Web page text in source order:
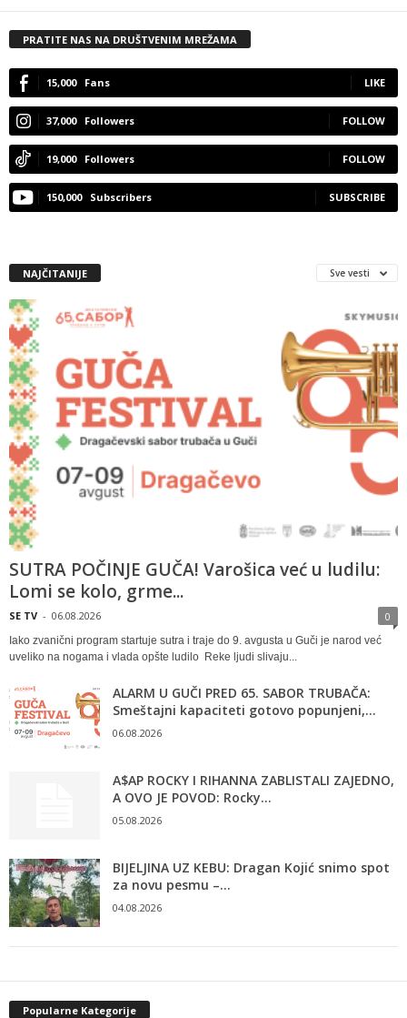
PRATITE NAS NA DRUŠTVENIM MREŽAMA
15,000 Fans LIKE
37,000 Followers FOLLOW
19,000 Followers FOLLOW
150,000 Subscribers SUBSCRIBE
NAJČITANIJE Sve vesti
SUTRA POČINJE GUČA! Varošica već u ludilu:
Lomi se kolo, grme...
SE TV - 06.08.2026 0
Iako zvanični program startuje sutra i traje do 9. avgusta u Guči je narod već
uveliko na nogama i vlada opšte ludilo Reke ljudi slivaju...
ALARM U GUČI PRED 65. SABOR TRUBAČA:
Smeštajni kapaciteti gotovo popunjeni,...
06.08.2026
A$AP ROCKY I RIHANNA ZABLISTALI ZAJEDNO,
A OVO JE POVOD: Rocky...
05.08.2026
BIJELJINA UZ KEBU: Dragan Kojić snimo spot
za novu pesmu –...
04.08.2026
Popularne Kategorije